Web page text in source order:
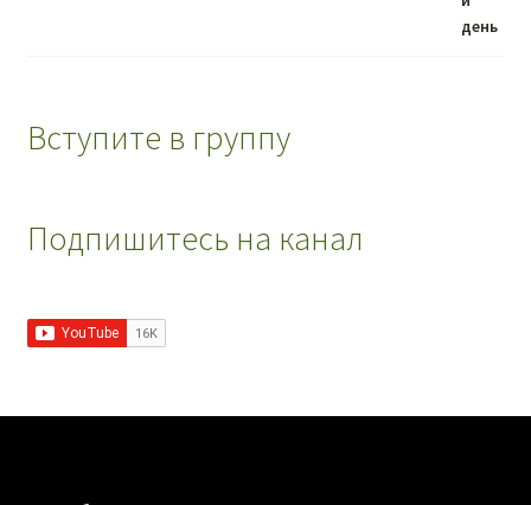
Вступите в группу
Подпишитесь на канал